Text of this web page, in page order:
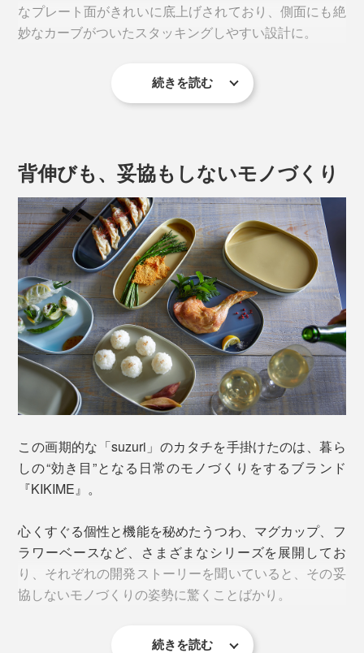
幅約249×奥行約110mmサイズの本品は、焼き魚やお刺
お皿の端にクシ形のくぼみ付きで、一人分の料理がいい
バランスで盛り付けられて、大好物が映える一枚です。
溜め掛けとは、職人さんがひとつひとつのお皿を傾けな
がら釉薬のかかり具合を調整する、とても手間のかかる
作業。
そのおかげで、何の説明をしなくても「ここはタレを入
れるくぼみなんだ！」と分かる、考えなくても使い方が
イメージができる。
アフォーダンス（見るだけで性質がわかる、行動のヒン
トになる）な設計をさりげなくやってくれていることに
なプレート面がきれいに底上げされており、側面にも絶
妙なカーブがついたスタッキングしやすい設計に。
さらに、毎日の使い勝手を考えて軽量化にもこだわりま
した。できる限りの厚みを削ぎ落とし、裏面に空間をつ
くったことでストレスのない軽さに。
じつはとても複雑な構造だから、歪みのない平面に焼き
上げることは一筋縄ではいかないことばかり。
続きを読む
背伸びも、妥協もしないモノづくり
この画期的な「suzuri」のカタチを手掛けたのは、暮ら
しの“効き目”となる日常のモノづくりをするブランド
『KIKIME』。
心くすぐる個性と機能を秘めたうつわ、マグカップ、フ
ラワーベースなど、さまざまなシリーズを展開してお
り、それぞれの開発ストーリーを聞いていると、その妥
協しないモノづくりの姿勢に驚くことばかり。
続きを読む